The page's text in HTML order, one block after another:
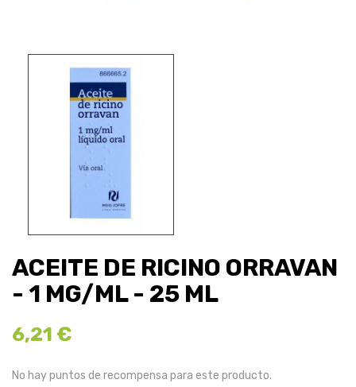
ACEITE DE RICINO ORRAVAN
- 1 MG/ML - 25 ML
6,21 €
No hay puntos de recompensa para este producto.